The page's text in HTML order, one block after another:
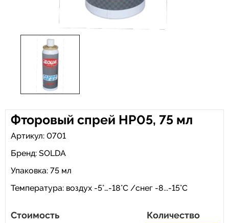
Фторовый спрей HP05, 75 мл
Артикул: 0701
Бренд: SOLDA
Упаковка: 75 мл
Температура: воздух -5°…-18°C /снег -8...-15°C
Стоимость Количество